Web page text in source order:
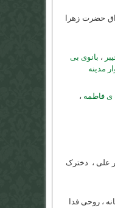
حضرت زهرا
، بانوی بی
مدینه
ی فاطمه ،
علی ، دخترک
، روحی فدا